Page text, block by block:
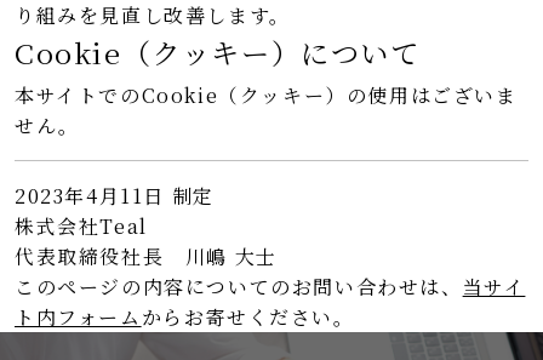
り組みを見直し改善します。
Cookie（クッキー）について
本サイトでのCookie（クッキー）の使用はございま
せん。
2023年4月11日 制定
株式会社Teal
代表取締役社長 川嶋 大士
このページの内容についてのお問い合わせは、 当サイ
ト内フォーム からお寄せください。